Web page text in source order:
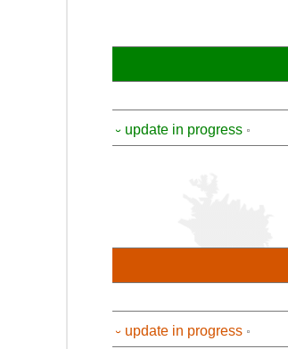
⏑ update in progress
⏑ update in progress